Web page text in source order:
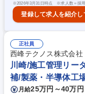
※2026年3月31日時点 ※求人数＝採
登録して求人を紹介し
正社員
西峰テクノス株式会社
川崎/施工管理リー
補/製薬・半導体工
月給25万円～40万円